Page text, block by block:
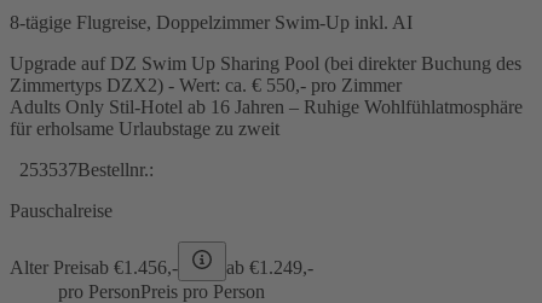
8-tägige Flugreise, Doppelzimmer Swim-Up inkl. AI
Upgrade auf DZ Swim Up Sharing Pool (bei direkter Buchung des
Zimmertyps DZX2) - Wert: ca. € 550,- pro Zimmer
Adults Only Stil-Hotel ab 16 Jahren – Ruhige Wohlfühlatmosphäre
für erholsame Urlaubstage zu zweit
253537Bestellnr.:
Pauschalreise
Alter Preisab €1.456,- ab €1.249,-
pro PersonPreis pro Person